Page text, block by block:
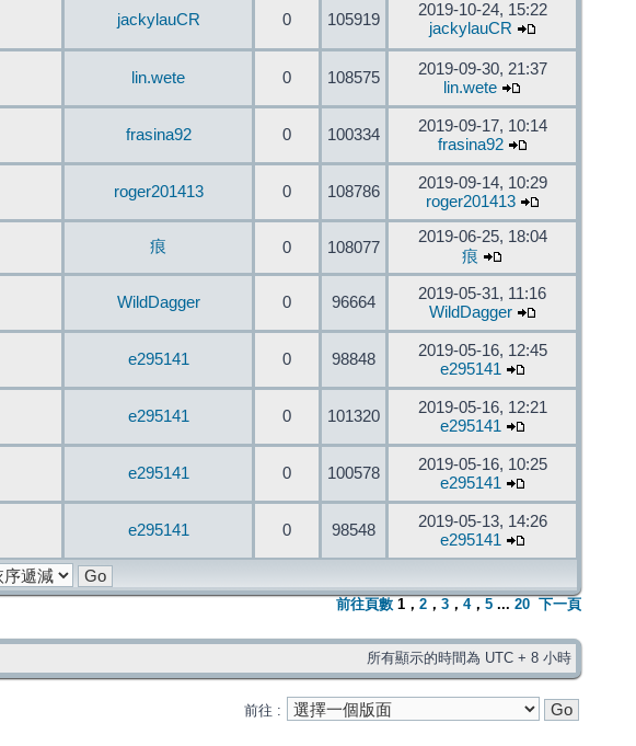
jackylauCR 0 105919
2019-10-24, 15:22
jackylauCR
lin.wete 0 108575
2019-09-30, 21:37
lin.wete
frasina92 0 100334
2019-09-17, 10:14
frasina92
roger201413 0 108786
2019-09-14, 10:29
roger201413
痕 0 108077
2019-06-25, 18:04
痕
WildDagger 0 96664
2019-05-31, 11:16
WildDagger
e295141 0 98848
2019-05-16, 12:45
e295141
e295141 0 101320
2019-05-16, 12:21
e295141
e295141 0 100578
2019-05-16, 10:25
e295141
e295141 0 98548
2019-05-13, 14:26
e295141
前往頁數 1 ， 2 ， 3 ， 4， 5 ... 20 下一頁
所有顯示的時間為 UTC + 8 小時
前往 :